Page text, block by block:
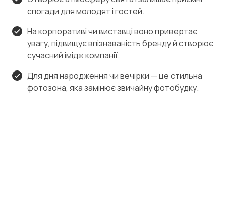
спогади для молодят і гостей.
На корпоративі чи виставці воно привертає
увагу, підвищує впізнаваність бренду й створює
сучасний імідж компанії.
Для дня народження чи вечірки — це стильна
фотозона, яка замінює звичайну фотобудку.